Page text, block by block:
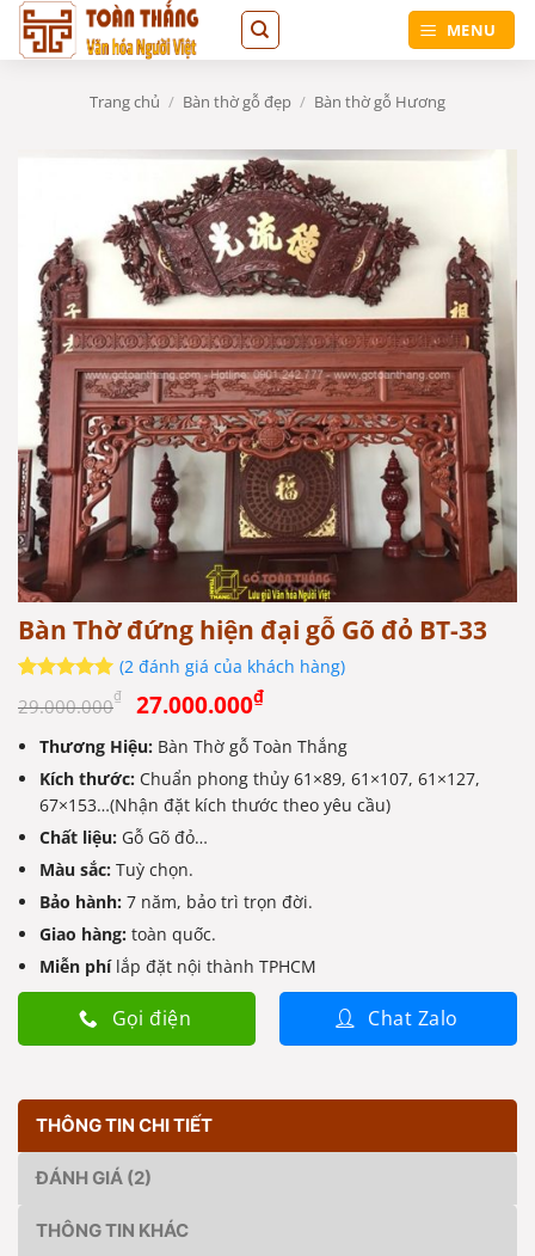
Bỏ
qua
MENU
Trang chủ / Bàn thờ gỗ đẹp / Bàn thờ gỗ Hương
Bàn Thờ đứng hiện đại gỗ Gõ đỏ BT-33
dựa trên
(2 đánh giá của khách hàng)
29.000.000₫ Giá
gốc
là:
29.000.000₫.
27.000.000₫Giá
hiện
tại
là:
27.000.000₫.
Thương Hiệu: Bàn Thờ gỗ Toàn Thắng
Kích thước: Chuẩn phong thủy 61×89, 61×107, 61×127,
67×153…(Nhận đặt kích thước theo yêu cầu)
Chất liệu: Gỗ Gõ đỏ…
Màu sắc: Tuỳ chọn.
Bảo hành: 7 năm, bảo trì trọn đời.
Giao hàng: toàn quốc.
Miễn phílắp đặt nội thành TPHCM
Gọi điện Chat Zalo
THÔNG TIN CHI TIẾT
ĐÁNH GIÁ (2)
THÔNG TIN KHÁC